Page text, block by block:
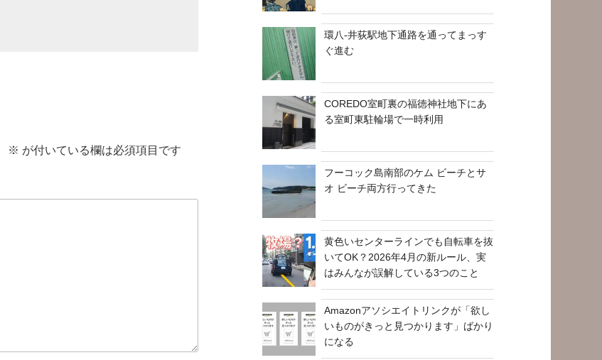
※ が付いている欄は必須項目です
環八-井荻駅地下通路を通ってまっす
ぐ進む
COREDO室町裏の福徳神社地下にあ
る室町東駐輪場で一時利用
フーコック島南部のケム ビーチとサ
オ ビーチ両方行ってきた
黄色いセンターラインでも自転車を抜
いてOK？2026年4月の新ルール、実
はみんなが誤解している3つのこと
Amazonアソシエイトリンクが「欲し
いものがきっと見つかります」ばかり
になる